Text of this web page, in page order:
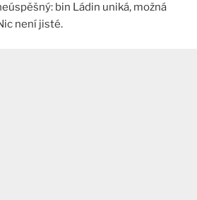
bin Ládin uniká, možná
není jisté.